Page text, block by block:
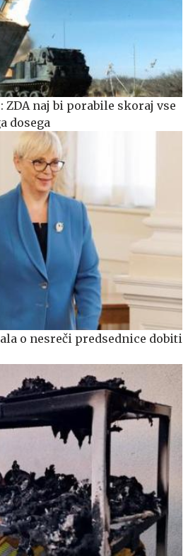
ZDA naj bi porabile skoraj vse
dosega
o nesreči predsednice dobiti